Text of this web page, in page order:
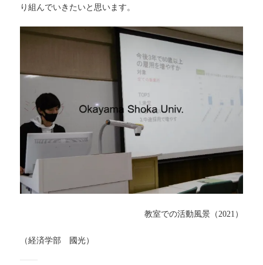
り組んでいきたいと思います。
教室での活動風景（2021 ）
（経済学部 國光）